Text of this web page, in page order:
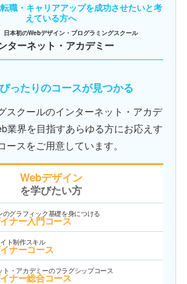
職・キャリアアップを成功させたいと考
えている方へ
日本初のWebデザイン・プログラミングスクール
ターネット・アカデミー
ったりのコースが見つかる
スクールのインターネット・アカデ
業界を目指すあらゆる方にお応えす
ースをご用意しています。
Webデザイン
を学びたい方
のグラフィック基礎を身につける
ナー入門コース
ト制作スキル
ナーコース
ト・アカデミーのフラグシップコース
ナー総合コース